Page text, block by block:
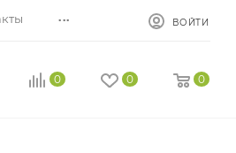
... ВОЙТИ
0 0 0